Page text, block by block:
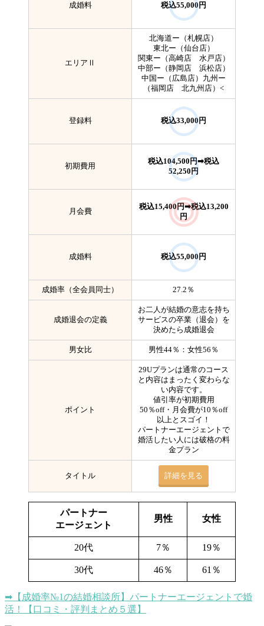
成婚料 税込55,000円
エリアⅡ
北海道ー（札幌店）
東北ー（仙台店）
関東ー（高崎店 水戸店）
中部ー（静岡店 浜松店）
中国ー（広島店）九州ー
（福岡店 北九州店）<
登録料 税込33,000円
初期費用
税込104,500円➡税込
52,250円
月会費
税込15,400円➡税込13,200
円
成婚料 税込55,000円
成婚率（全会員同士） 27.2％
成婚退会の定義
お二人が結婚の意志を持ち
サービスの卒業（退会）を
決めたら成婚退会
男女比 男性44％：女性56％
ポイント
29Uプランは通常のコース
と内容はまったく変わらな
い内容です。
値引率が初期費用
50％off・月会費が10％off
以上とスゴイ！
パートナーエージェントで
婚活したい人には破格の料
金プラン
タイトル 詳細を見る
パートナー
エージェント
男性 女性
20代 7％ 19％
30代 46％ 61％
➡【成婚率№1の結婚相談所】パートナーエージェントで婚
活！【口コミ・評判まとめ５選】